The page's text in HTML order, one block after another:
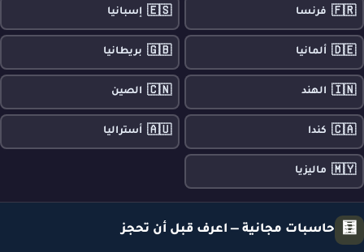
🇫🇷 فرنسا 🇪🇸 إسبانيا
🇩🇪 ألمانيا 🇬🇧 بريطانيا
🇮🇳 الهند 🇨🇳 الصين
🇨🇦 كندا 🇦🇺 أستراليا
🇲🇾 ماليزيا
🧮 حاسبات مجانية — اعرف قبل أن تحجز